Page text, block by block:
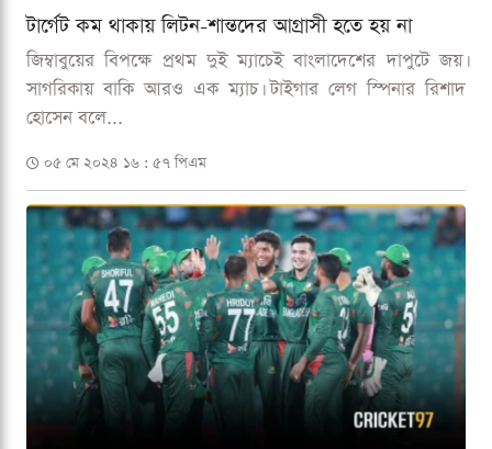
টার্গেট কম থাকায় লিটন-শান্তদের আগ্রাসী হতে হয় না
জিম্বাবুয়ের বিপক্ষে প্রথম দুই ম্যাচেই বাংলাদেশের দাপুটে জয়।
সাগরিকায় বাকি আরও এক ম্যাচ। টাইগার লেগ স্পিনার রিশাদ
হোসেন বলে...
০৫ মে ২০২৪ ১৬ : ৫৭ পিএম